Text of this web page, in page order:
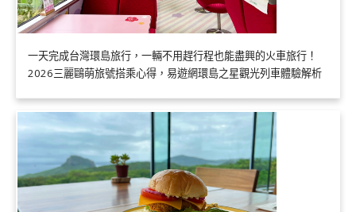
一天完成台灣環島旅行，一輛不用趕行程也能盡興的火車旅行！
2026三麗鷗萌旅號搭乘心得，易遊網環島之星觀光列車體驗解析